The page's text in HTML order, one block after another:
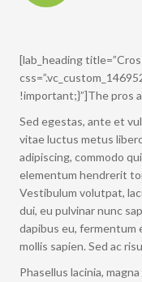
[lab_heading
!important;}”]The pros
Sed egestas, ante et
vitae luctus metus
adipiscing, commodo
elementum hendrerit
Vestibulum volutpat,
dui, eu pulvinar nunc
dapibus eu, fermentum
mollis sapien. Sed ac
Phasellus lacinia,